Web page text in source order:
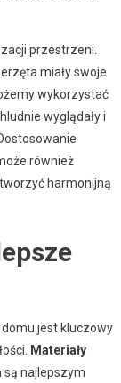
przestrzeni.
miały swoje
wykorzystać
wyglądały i
również
harmonijną
jest kluczowy
Materiały
są najlepszym